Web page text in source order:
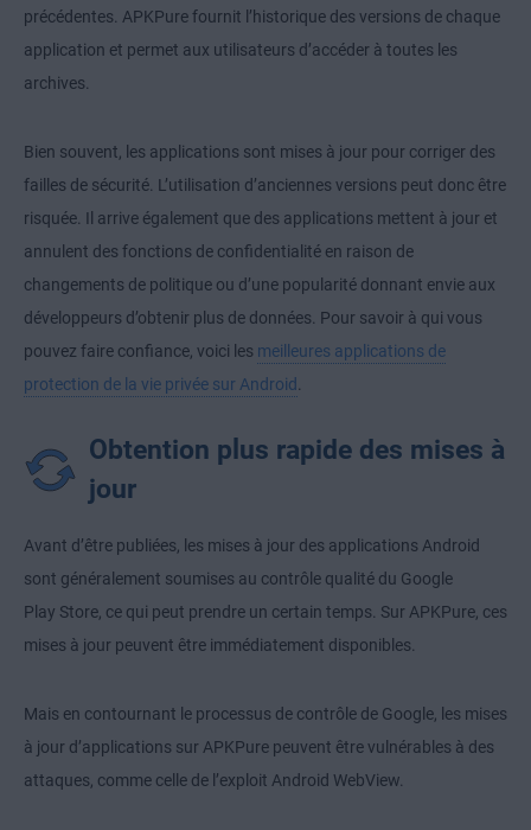
précédentes. APKPure fournit l’historique des versions de chaque
application et permet aux utilisateurs d’accéder à toutes les
archives.
Bien souvent, les applications sont mises à jour pour corriger des
failles de sécurité. L’utilisation d’anciennes versions peut donc être
risquée. Il arrive également que des applications mettent à jour et
annulent des fonctions de confidentialité en raison de
changements de politique ou d’une popularité donnant envie aux
développeurs d’obtenir plus de données. Pour savoir à qui vous
pouvez faire confiance, voici les meilleures applications de
protection de la vie privée sur Android .
Obtention plus rapide des mises à
jour
Avant d’être publiées, les mises à jour des applications Android
sont généralement soumises au contrôle qualité du Google
Play Store, ce qui peut prendre un certain temps. Sur APKPure, ces
mises à jour peuvent être immédiatement disponibles.
Mais en contournant le processus de contrôle de Google, les mises
à jour d’applications sur APKPure peuvent être vulnérables à des
attaques, comme celle de l’exploit Android WebView.